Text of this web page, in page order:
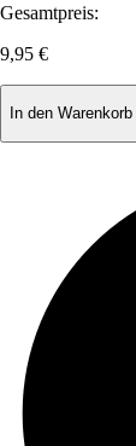
Gesamtpreis:
9,95 €
In den Warenkorb